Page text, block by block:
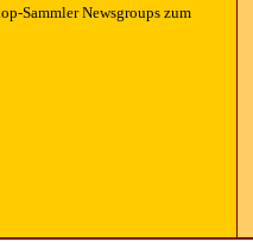
SammlerNewsgroupszum